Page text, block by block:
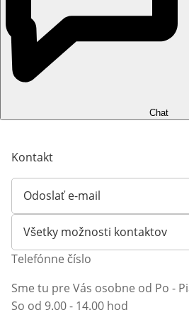
Chat
Kontakt
Odoslať e-mail
Otvorí e-mailového klienta
Všetky možnosti kontaktov
Telefónne číslo
Sme tu pre Vás osobne od Po -
So od 9.00 - 14.00 hod